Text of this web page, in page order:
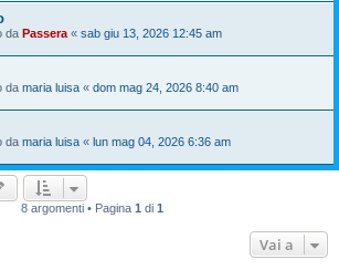
da Passera « sab giu 13, 2026 12:45 am
da maria luisa « dom mag 24, 2026 8:40 am
da maria luisa « lun mag 04, 2026 6:36 am
8 argomenti • Pagina 1 di 1
Vai a